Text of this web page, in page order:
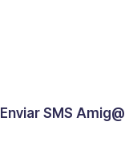
Enviar SMS Amig@